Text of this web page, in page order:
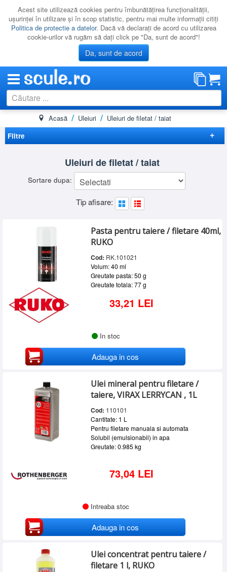
Acest site utilizează cookies pentru îmbunătăţirea funcţionalităţii,
uşurinţei în utilizare şi în scop statistic, pentru mai multe informaţii citiţi
Politica de protectie a datelor. Dacă vă declaraţi de acord cu utilizarea
cookie-urilor vă rugăm să daţi click pe "Da, sunt de acord"!
Da, sunt de acord
CATEGORII
PROMOTII
LICHIDARE
INCHIRIERI
CONTACT
AUTENTIFICARE
Acasă Uleiuri
Uleiuri de filetat / taiat
Filtre
ROTHENBERGER(6)
Uleiuri de filetat / taiat
Sortare dupa:
Tip afisare:
Pasta pentru taiere / filetare 40ml,
RUKO
Cod: RK.101021
Volum: 40 ml
Greutate pasta: 50 g
Greutate totala: 77 g
33,21 LEI
In stoc
Adauga in cos
Ulei mineral pentru filetare /
taiere, VIRAX LERRYCAN , 1L
Cod: 110101
Cantitate: 1 L
Pentru filetare manuala si automata
Solubil (emulsionabil) in apa
Greutate: 0.985 kg
73,04 LEI
Intreaba stoc
Adauga in cos
Ulei concentrat pentru taiere /
filetare 1 l, RUKO